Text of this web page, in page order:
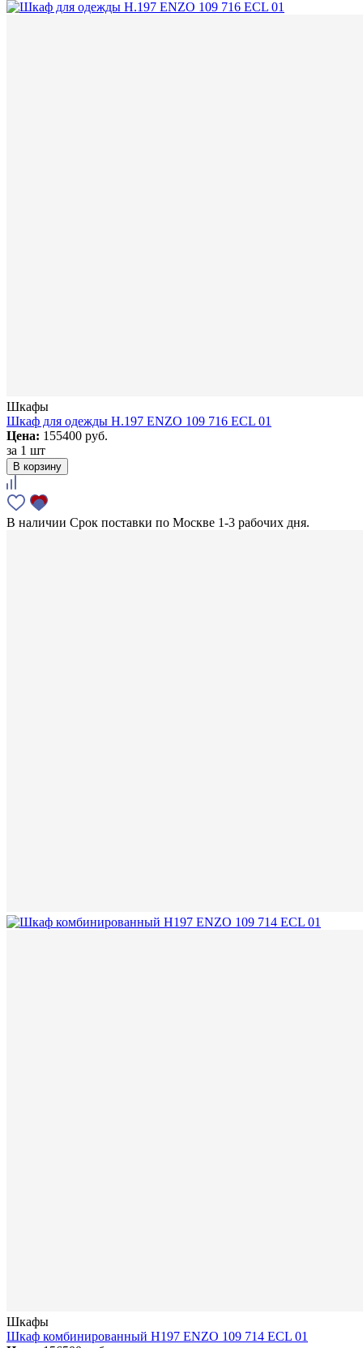
Шкафы
Шкаф для одежды H.197 ENZO 109 716 ECL 01
Цена: 155400 руб.
за 1 шт
В корзину
В наличии Срок поставки по Москве 1-3 рабочих дня.
Шкафы
Шкаф комбинированный H197 ENZO 109 714 ECL 01